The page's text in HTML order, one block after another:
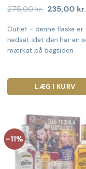
275,00kr. Den
pris
var:
275,00 kr..
235,00 kr.
Outlet - denne flaske er
nedsat idet den har en
mærkat på bagsiden.
LÆG I KURV
-11%